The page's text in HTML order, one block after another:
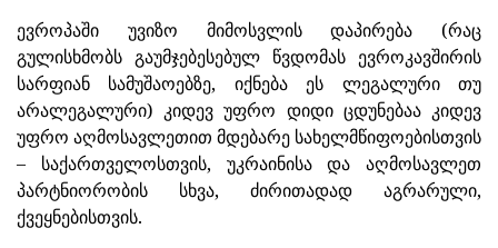
ევროპაში უვიზო მიმოსვლის დაპირება (რაც
გულისხმობს გაუმჯებესებულ წვდომას ევროკავშირის
სარფიან სამუშაოებზე, იქნება ეს ლეგალური თუ
არალეგალური) კიდევ უფრო დიდი ცდუნებაა კიდევ
უფრო აღმოსავლეთით მდებარე სახელმწიფოებისთვის
– საქართველოსთვის, უკრაინისა და აღმოსავლეთ
პარტნიორობის სხვა, ძირითადად აგრარული,
ქვეყნებისთვის.